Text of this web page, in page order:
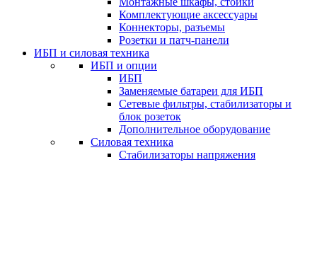
Комплектующие аксессуары
Коннекторы, разъемы
Розетки и патч-панели
ИБП и силовая техника
ИБП и опции
ИБП
Заменяемые батареи для ИБП
Сетевые фильтры, стабилизаторы и
блок розеток
Дополнительное оборудование
Силовая техника
Стабилизаторы напряжения